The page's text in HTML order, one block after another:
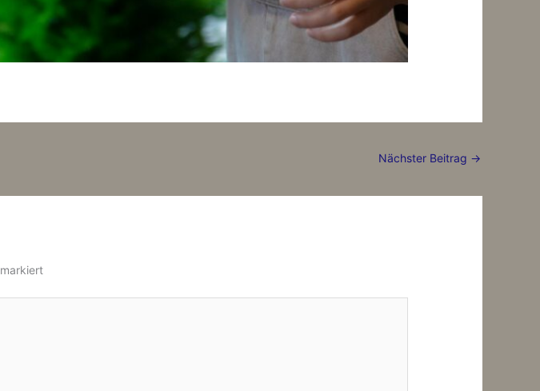
Nächster Beitrag →
markiert